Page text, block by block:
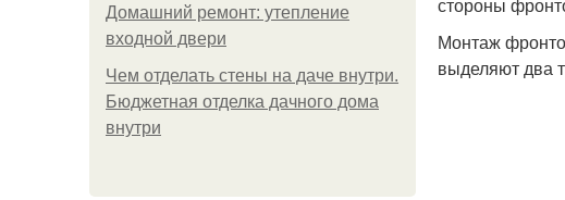
Домашний ремонт: утепление
входной двери
Чем отделать стены на даче внутри.
Бюджетная отделка дачного дома
внутри
Монтаж
выделяют два